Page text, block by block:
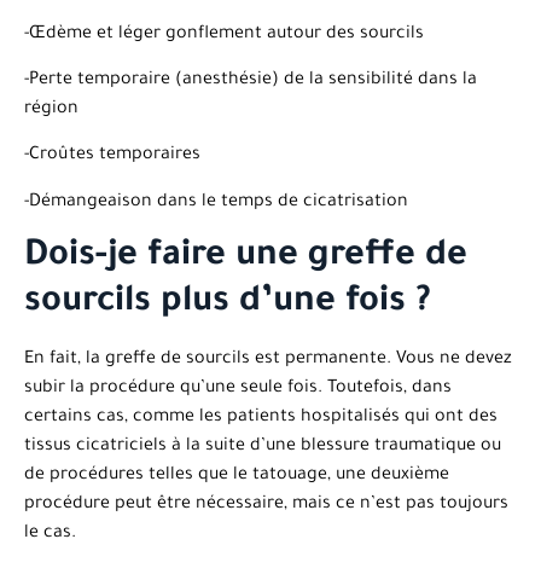
-Œdème et léger gonflement autour des sourcils
-Perte temporaire (anesthésie) de la sensibilité dans la
région
-Croûtes temporaires
-Démangeaison dans le temps de cicatrisation
Dois-je faire une greffe de
sourcils plus d’une fois ?
En fait, la greffe de sourcils est permanente. Vous ne devez
subir la procédure qu’une seule fois. Toutefois, dans
certains cas, comme les patients hospitalisés qui ont des
tissus cicatriciels à la suite d’une blessure traumatique ou
de procédures telles que le tatouage, une deuxième
procédure peut être nécessaire, mais ce n’est pas toujours
le cas.